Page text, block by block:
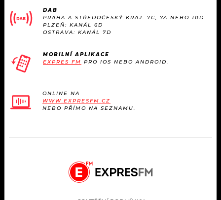
TRENDY
MIX
PLAYLIST
JAK NALADIT
DAB
PRAHA A STŘEDOČESKÝ KRAJ: 7C, 7A NEBO 10D
PLZEŇ: KANÁL 6D
OSTRAVA: KANÁL 7D
MOBILNÍ APLIKACE
EXPRES FM PRO IOS NEBO ANDROID.
ONLINE NA
WWW.EXPRESFM.CZ
NEBO PŘÍMO NA SEZNAMU.